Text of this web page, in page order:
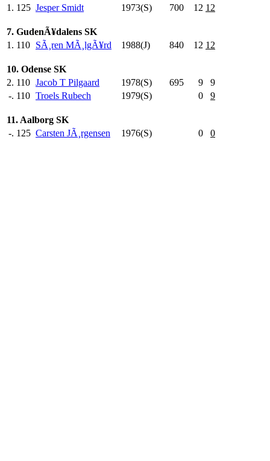
1. 125 Jesper Smidt 1973(S) 700 12 12
7. GudenÃ¥dalens SK
1. 110 SÃ¸ren MÃ¸lgÃ¥rd 1988(J) 840 12 12
10. Odense SK
2. 110 Jacob T Pilgaard 1978(S) 695 9
9
-. 110 Troels Rubech 1979(S) 0 9
11. Aalborg SK
-. 125 Carsten JÃ¸rgensen 1976(S) 0 0